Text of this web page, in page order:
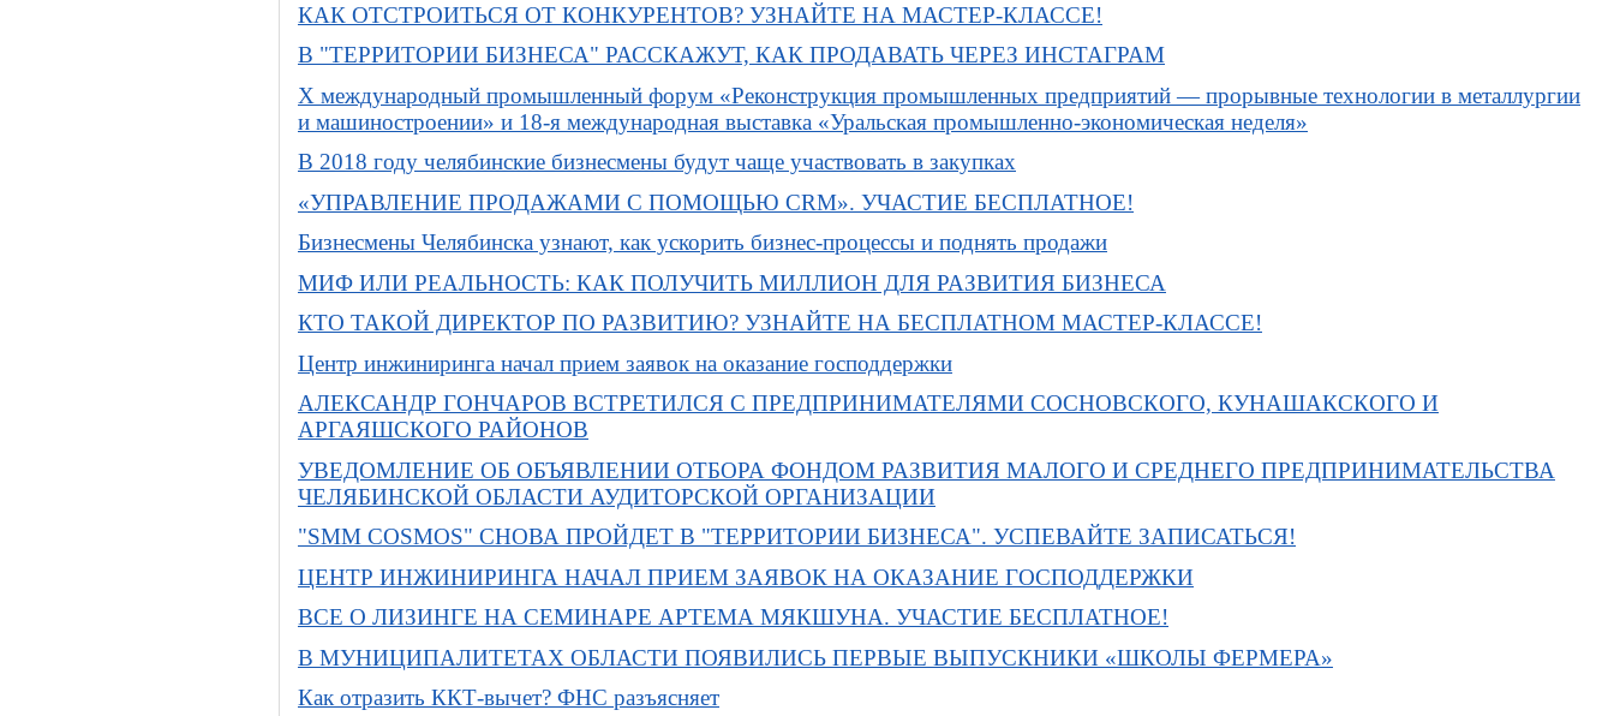
КАК ОТСТРОИТЬСЯ ОТ КОНКУРЕНТОВ? УЗНАЙТЕ НА МАСТЕР-КЛАССЕ!
В "ТЕРРИТОРИИ БИЗНЕСА" РАССКАЖУТ, КАК ПРОДАВАТЬ ЧЕРЕЗ ИНСТАГРАМ
X международный промышленный форум «Реконструкция промышленных предприятий — прорывные технологии в металлургии
и машиностроении» и 18-я международная выставка «Уральская промышленно-экономическая неделя»
В 2018 году челябинские бизнесмены будут чаще участвовать в закупках
«УПРАВЛЕНИЕ ПРОДАЖАМИ С ПОМОЩЬЮ CRM». УЧАСТИЕ БЕСПЛАТНОЕ!
Бизнесмены Челябинска узнают, как ускорить бизнес-процессы и поднять продажи
МИФ ИЛИ РЕАЛЬНОСТЬ: КАК ПОЛУЧИТЬ МИЛЛИОН ДЛЯ РАЗВИТИЯ БИЗНЕСА
КТО ТАКОЙ ДИРЕКТОР ПО РАЗВИТИЮ? УЗНАЙТЕ НА БЕСПЛАТНОМ МАСТЕР-КЛАССЕ!
Центр инжиниринга начал прием заявок на оказание господдержки
АЛЕКСАНДР ГОНЧАРОВ ВСТРЕТИЛСЯ С ПРЕДПРИНИМАТЕЛЯМИ СОСНОВСКОГО, КУНАШАКСКОГО И
АРГАЯШСКОГО РАЙОНОВ
УВЕДОМЛЕНИЕ ОБ ОБЪЯВЛЕНИИ ОТБОРА ФОНДОМ РАЗВИТИЯ МАЛОГО И СРЕДНЕГО ПРЕДПРИНИМАТЕЛЬСТВА
ЧЕЛЯБИНСКОЙ ОБЛАСТИ АУДИТОРСКОЙ ОРГАНИЗАЦИИ
"SMM COSMOS" СНОВА ПРОЙДЕТ В "ТЕРРИТОРИИ БИЗНЕСА". УСПЕВАЙТЕ ЗАПИСАТЬСЯ!
ЦЕНТР ИНЖИНИРИНГА НАЧАЛ ПРИЕМ ЗАЯВОК НА ОКАЗАНИЕ ГОСПОДДЕРЖКИ
ВСЕ О ЛИЗИНГЕ НА СЕМИНАРЕ АРТЕМА МЯКШУНА. УЧАСТИЕ БЕСПЛАТНОЕ!
В МУНИЦИПАЛИТЕТАХ ОБЛАСТИ ПОЯВИЛИСЬ ПЕРВЫЕ ВЫПУСКНИКИ «ШКОЛЫ ФЕРМЕРА»
Как отразить ККТ-вычет? ФНС разъясняет